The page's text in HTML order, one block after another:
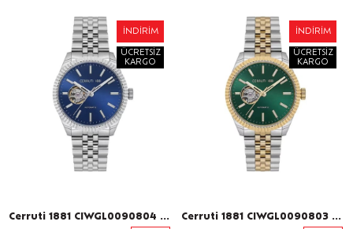
Cerruti 1881 CIWGL0090804 Otomatik Erkek Kol Saati
İNDIRIM
ÜCRETSIZ
KARGO
Cerruti 1881 CIWGL0090803 Otomatik Erkek Kol Saati
İNDIRIM
ÜCRETSIZ
KARGO